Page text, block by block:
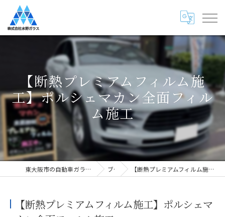
【断熱プレミアムフィルム施
工】ポルシェマカン全面フィル
ム施工
東大阪市の自動車ガラス専門店・株式会社水野ガラス ブログ 【断熱プレミアムフィルム施工】ポルシェマカン全面フィルム施工
【断熱プレミアムフィルム施工】ポルシェマ